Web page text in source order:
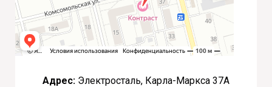
Адрес: Электросталь, Карла-Маркса 37А